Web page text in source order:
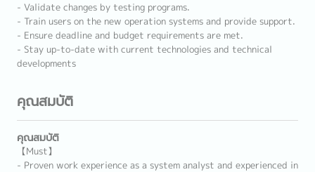
- Validate changes by testing programs.
- Train users on the new operation systems and provide support.
- Ensure deadline and budget requirements are met.
- Stay up-to-date with current technologies and technical
developments
คุณสมบัติ
คุณสมบัติ
【Must】
- Proven work experience as a system analyst and experienced in